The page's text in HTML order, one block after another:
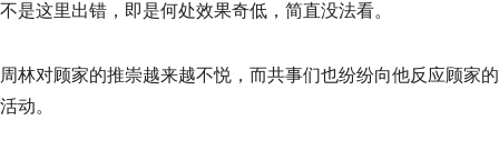
不是这里出错，即是何处效果奇低，简直没法看。
周林对顾家的推崇越来越不悦，而共事们也纷纷向他反应顾家的
活动。